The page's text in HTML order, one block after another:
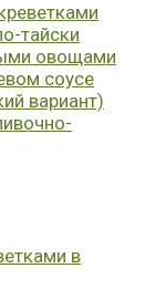
тайски
овощами
соусе
вариант)
в